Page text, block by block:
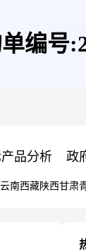
编号
品分析 政
云南西藏陕西甘肃